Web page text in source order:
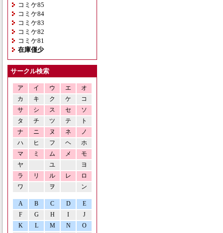
コミケ85
コミケ84
コミケ83
コミケ82
コミケ81
在庫僅少
サークル検索
ア イ ウ エ
オ
カ
キ ク ケ
コ
サ
シ ス セ
ソ
タ
チ ツ テ
ト
ナ
ニ ヌ ネ
ノ
ハ
ヒ フ ヘ
ホ
マ
ミ ム メ
モ
ヤ
ユ
ヨ
ラ
リ ル レ
ロ
ワ
ヲ ン
A B C D
E
F
G H I
J
K
L M N O